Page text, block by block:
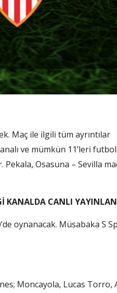
Maç ile ilgili tüm ayrıntılar
ve mümkün 11’leri
Osasuna – Sevilla
KANALDA CANLI
oynanacak. Müsabaka S
Moncayola, Lucas Torro,